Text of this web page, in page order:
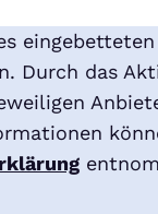
Durch das